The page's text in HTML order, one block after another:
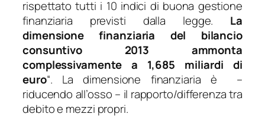
rispettato tutti i 10 indici di buona gestione
finanziaria previsti dalla legge. La
dimensione finanziaria del bilancio
consuntivo 2013 ammonta
complessivamente a 1,685 miliardi di
euro“. La dimensione finanziaria è –
riducendo all’osso – il rapporto/differenza tra
debito e mezzi propri.